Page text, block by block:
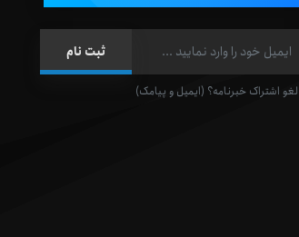
لغو اشتراک خبرنامه؟ (ایمیل و پیامک)